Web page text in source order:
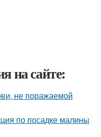
на сайте:
не поражаемой
по посадке малины